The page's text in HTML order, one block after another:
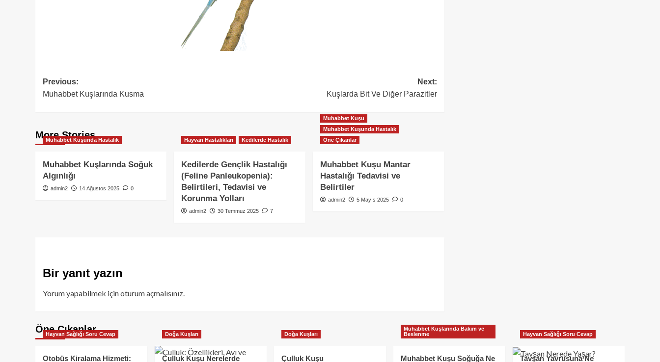
Post
navigation
Previous:
Muhabbet Kuşlarında Kusma
Next:
Kuşlarda Bit Ve Diğer Parazitler
More Stories
Muhabbet Kuşunda Hastalık
Muhabbet Kuşlarında Soğuk
Algınlığı
admin2 14 Ağustos 2025 0
Hayvan Hastalıkları Kedilerde Hastalık
Kedilerde Gençlik Hastalığı
(Feline Panleukopenia):
Belirtileri, Tedavisi ve
Korunma Yolları
admin2 30 Temmuz 2025 7
Muhabbet Kuşu
Muhabbet Kuşunda Hastalık
Öne Çıkanlar
Muhabbet Kuşu Mantar
Hastalığı Tedavisi ve
Belirtiler
admin2 5 Mayıs 2025 0
Bir yanıt yazın
Yorum yapabilmek içinoturum açmalısınız.
Öne Çıkanlar
Hayvan Sağlığı Soru Cevap
Otobüs Kiralama Hizmeti:
Doğa Kuşları
Çulluk Kuşu Nerelerde
Doğa Kuşları
Çulluk Kuşu
Muhabbet Kuşlarında Bakım ve
Beslenme
Muhabbet Kuşu Soğuğa Ne
Hayvan Sağlığı Soru Cevap
Tavşan Yavrusuna Ne